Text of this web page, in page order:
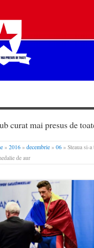
curat mai presus de
» 2016 » decembrie » 06 » Steaua si-
de aur